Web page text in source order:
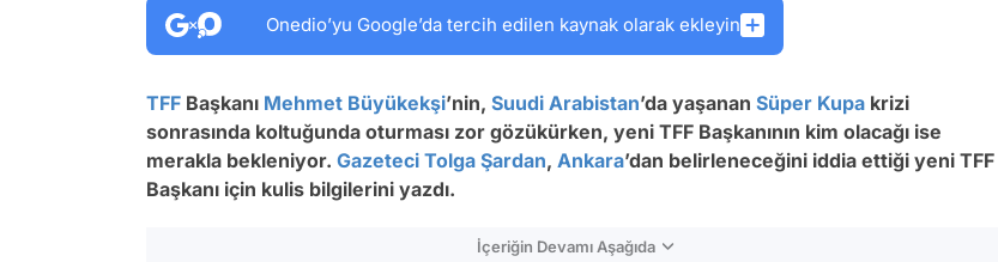
Onedio’yu Google’da tercih edilen kaynak olarak ekleyin
TFF Başkanı Mehmet Büyükekşi’nin, Suudi Arabistan’da yaşanan Süper Kupa krizi
sonrasında koltuğunda oturması zor gözükürken, yeni TFF Başkanının kim olacağı ise
merakla bekleniyor. Gazeteci Tolga Şardan, Ankara’dan belirleneceğini iddia ettiği yeni TFF
Başkanı için kulis bilgilerini yazdı.
İçeriğin Devamı Aşağıda